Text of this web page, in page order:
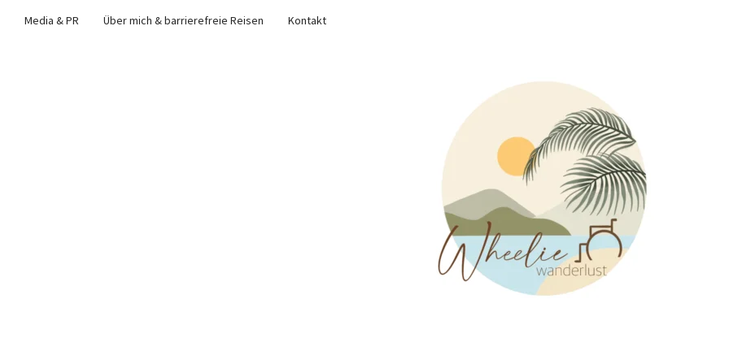
Media & PR Über mich & barrierefreie Reisen
Kontakt